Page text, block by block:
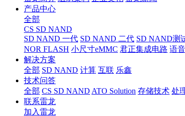
产品中心
全部
CS SD NAND
SD NAND 一代 SD NAND 二代 SD NAND测
NOR FLASH 小尺寸eMMC 君正集成电路 语
解决方案
全部 SD NAND 计算 互联 乐鑫
技术问答
全部 CS SD NAND ATO Solution 存储技术 处
联系雷龙
加入雷龙